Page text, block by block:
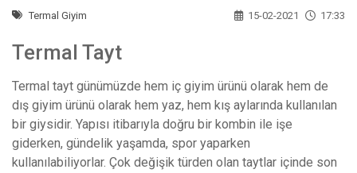
Termal Giyim 15-02-2021 17:33
Termal Tayt
Termal tayt günümüzde hem iç giyim ürünü olarak hem de
dış giyim ürünü olarak hem yaz, hem kış aylarında kullanılan
bir giysidir. Yapısı itibarıyla doğru bir kombin ile işe
giderken, gündelik yaşamda, spor yaparken
kullanılabiliyorlar. Çok değişik türden olan taytlar içinde son